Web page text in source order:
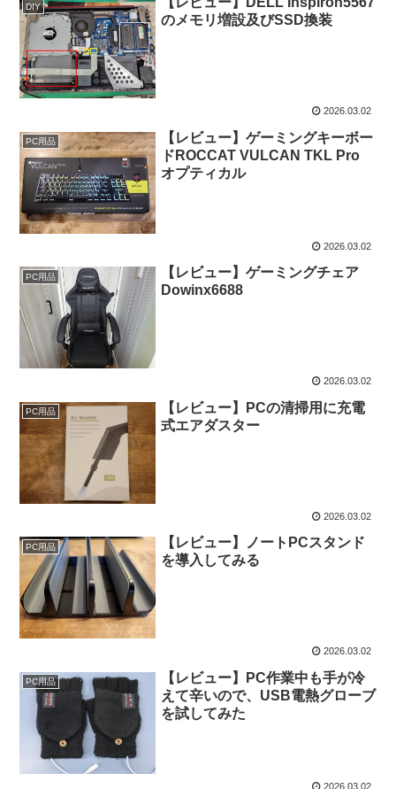
DIY
のメモリ増設及びSSD換装
2026.03.02
PC用品
【レビュー】ゲーミングキーボー
ドROCCAT VULCAN TKL Pro
オプティカル
2026.03.02
PC用品
【レビュー】ゲーミングチェア
Dowinx6688
2026.03.02
PC用品
【レビュー】PCの清掃用に充電
式エアダスター
2026.03.02
PC用品
【レビュー】ノートPCスタンド
を導入してみる
2026.03.02
PC用品
【レビュー】PC作業中も手が冷
えて辛いので、USB電熱グローブ
を試してみた
2026.03.02